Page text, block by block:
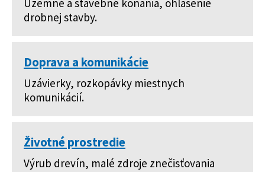
Územné a stavebné konania, ohlásenie
drobnej stavby.
Doprava a komunikácie
Uzávierky, rozkopávky miestnych
komunikácií.
Životné prostredie
Výrub drevín, malé zdroje znečisťovania